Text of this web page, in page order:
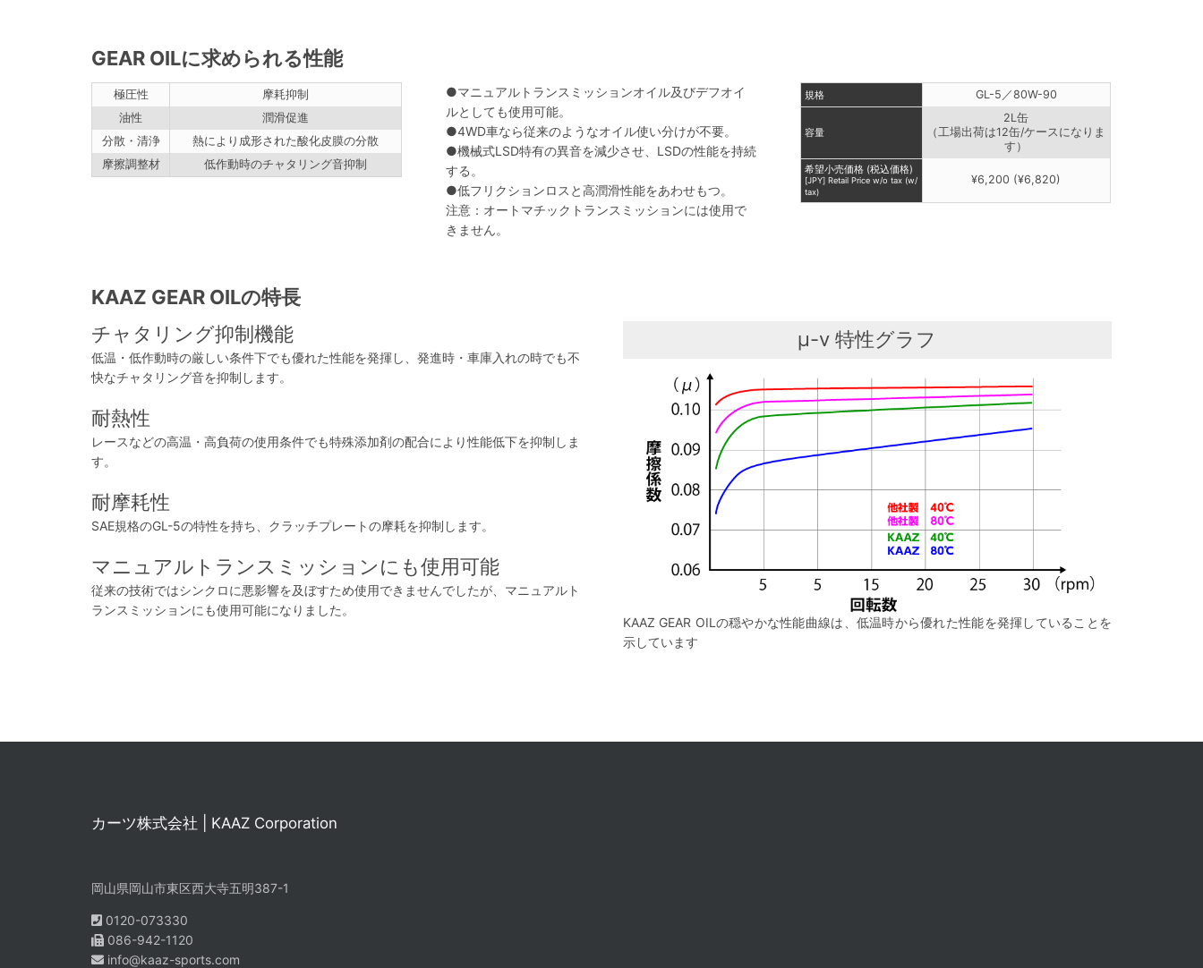
GEAR OILに求められる性能
極圧性
摩耗抑制
油性
潤滑促進
分散・清浄
熱により成形された酸化皮膜の分散
摩擦調整材
低作動時のチャタリング音抑制
●マニュアルトランスミッションオイル及びデフオイ
ルとしても使用可能。
●4WD車なら従来のようなオイル使い分けが不要。
●機械式LSD特有の異音を減少させ、LSDの性能を持続
する。
●低フリクションロスと高潤滑性能をあわせもつ。
注意：オートマチックトランスミッションには使用で
きません。
規格 GL-5／80W-90
容量
2L缶
（工場出荷は12缶/ケースになりま
す）
希望小売価格 (税込価格)
[JPY] Retail Price w/o tax (w/
tax)
¥6,200 (¥6,820)
KAAZ GEAR OILの特長
チャタリング抑制機能
低温・低作動時の厳しい条件下でも優れた性能を発揮し、発進時・車庫入れの時でも不
快なチャタリング音を抑制します。
耐熱性
レースなどの高温・高負荷の使用条件でも特殊添加剤の配合により性能低下を抑制しま
す。
耐摩耗性
SAE規格のGL-5の特性を持ち、クラッチプレートの摩耗を抑制します。
マニュアルトランスミッションにも使用可能
従来の技術ではシンクロに悪影響を及ぼすため使用できませんでしたが、マニュアルト
ランスミッションにも使用可能になりました。
μ-v 特性グラフ
KAAZ GEAR OILの穏やかな性能曲線は、低温時から優れた性能を発揮していることを
示しています
カーツ株式会社 | KAAZ Corporation
岡山県岡山市東区西大寺五明387-1
0120-073330
086-942-1120
info@kaaz-sports.com